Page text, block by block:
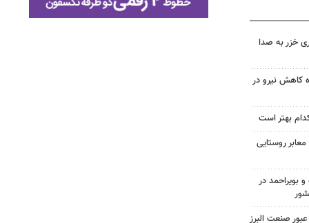
خزر به صدا
کاهش نیرو در
بهتر است
معابر روستایی
و بویراحمد در
صنعت البرز